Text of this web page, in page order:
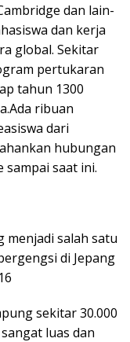
dan lain-
dan kerja
global. Sekitar
pertukaran
tahun 1300
ribuan
dari
hubungan
sampai saat ini.
menjadi salah satu
di Jepang
sekitar 30.000
luas dan